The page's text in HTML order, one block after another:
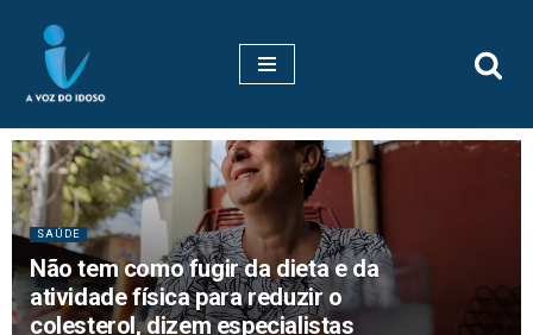
Pular
para
conteúdo
SAÚDE
Não tem como fugir da dieta e da
atividade física para reduzir o
colesterol, dizem especialistas